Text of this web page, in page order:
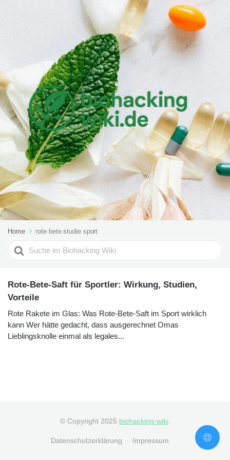
Home rote bete studie sport
Search
For
Rote-Bete-Saft für Sportler: Wirkung, Studien,
Vorteile
Rote Rakete im Glas: Was Rote-Bete-Saft im Sport wirklich
kann Wer hätte gedacht, dass ausgerechnet Omas
Lieblingsknolle einmal als legales...
© Copyright 2025 biohacking-wiki
Datenschutzerklärung Impressum